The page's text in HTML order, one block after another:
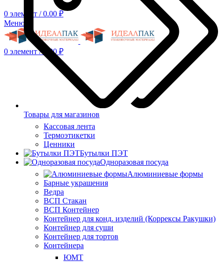
0 элемент / 0.00 ₽
Меню
0 элемент / 0.00 ₽
Товары для магазинов
Кассовая лента
Термоэтикетки
Ценники
Бутылки ПЭТ
Одноразовая посуда
Алюминиевые формы
Барные украшения
Ведра
ВСП Стакан
ВСП Контейнер
Контейнер для конд. изделий (Коррексы Ракушки)
Контейнер для суши
Контейнер для тортов
Контейнера
ЮМТ